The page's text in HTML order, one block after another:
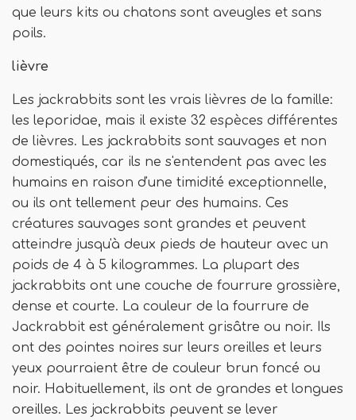
que leurs kits ou chatons sont aveugles et sans
poils.
lièvre
Les jackrabbits sont les vrais lièvres de la famille:
les leporidae, mais il existe 32 espèces différentes
de lièvres. Les jackrabbits sont sauvages et non
domestiqués, car ils ne s'entendent pas avec les
humains en raison d'une timidité exceptionnelle,
ou ils ont tellement peur des humains. Ces
créatures sauvages sont grandes et peuvent
atteindre jusqu'à deux pieds de hauteur avec un
poids de 4 à 5 kilogrammes. La plupart des
jackrabbits ont une couche de fourrure grossière,
dense et courte. La couleur de la fourrure de
Jackrabbit est généralement grisâtre ou noir. Ils
ont des pointes noires sur leurs oreilles et leurs
yeux pourraient être de couleur brun foncé ou
noir. Habituellement, ils ont de grandes et longues
oreilles. Les jackrabbits peuvent se lever